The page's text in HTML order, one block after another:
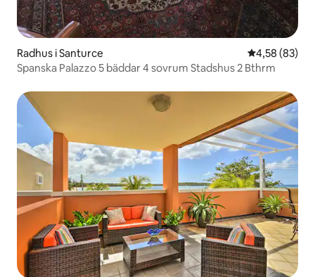
Radhus i Santurce 4,58 av 5 i
4,58 (83)
Spanska Palazzo 5 bäddar 4 sovrum Stadshus 2 Bthrm